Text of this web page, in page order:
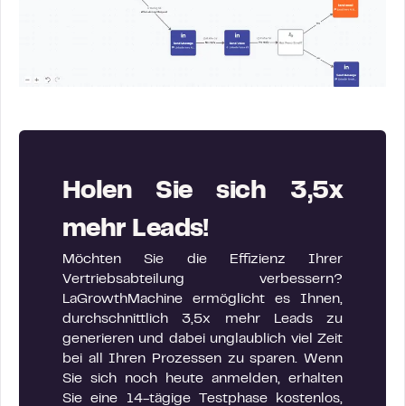
Holen Sie sich 3,5x
mehr Leads!
Möchten Sie die Effizienz Ihrer
Vertriebsabteilung verbessern?
LaGrowthMachine ermöglicht es Ihnen,
durchschnittlich 3,5x mehr Leads zu
generieren und dabei unglaublich viel Zeit
bei all Ihren Prozessen zu sparen. Wenn
Sie sich noch heute anmelden, erhalten
Sie eine 14-tägige Testphase kostenlos,